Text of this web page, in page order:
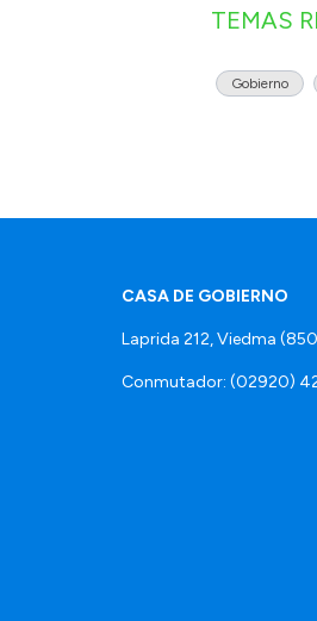
TEMAS
Gobierno
CASA DE GOBIERNO
Laprida 212, Viedma
Conmutador: (02920)